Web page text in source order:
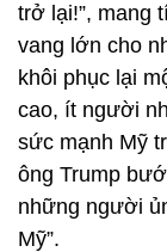
trở lại!”, mang
vang lớn cho
khôi phục lại
cao, ít người
sức mạnh Mỹ
ông Trump
những người
Mỹ”.